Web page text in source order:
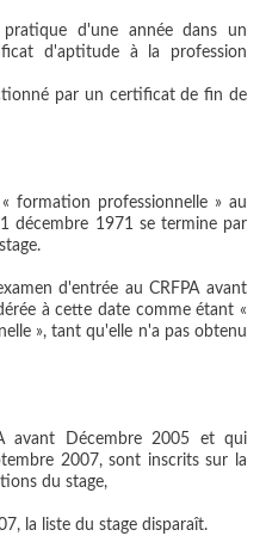
d'une année dans un
d'aptitude à la profession
par un certificat de fin de
formation professionnelle » au
décembre 1971 se termine par
d'entrée au CRFPA avant
à cette date comme étant «
», tant qu'elle n'a pas obtenu
avant Décembre 2005 et qui
2007, sont inscrits sur la
du stage,
la liste du stage disparaît.